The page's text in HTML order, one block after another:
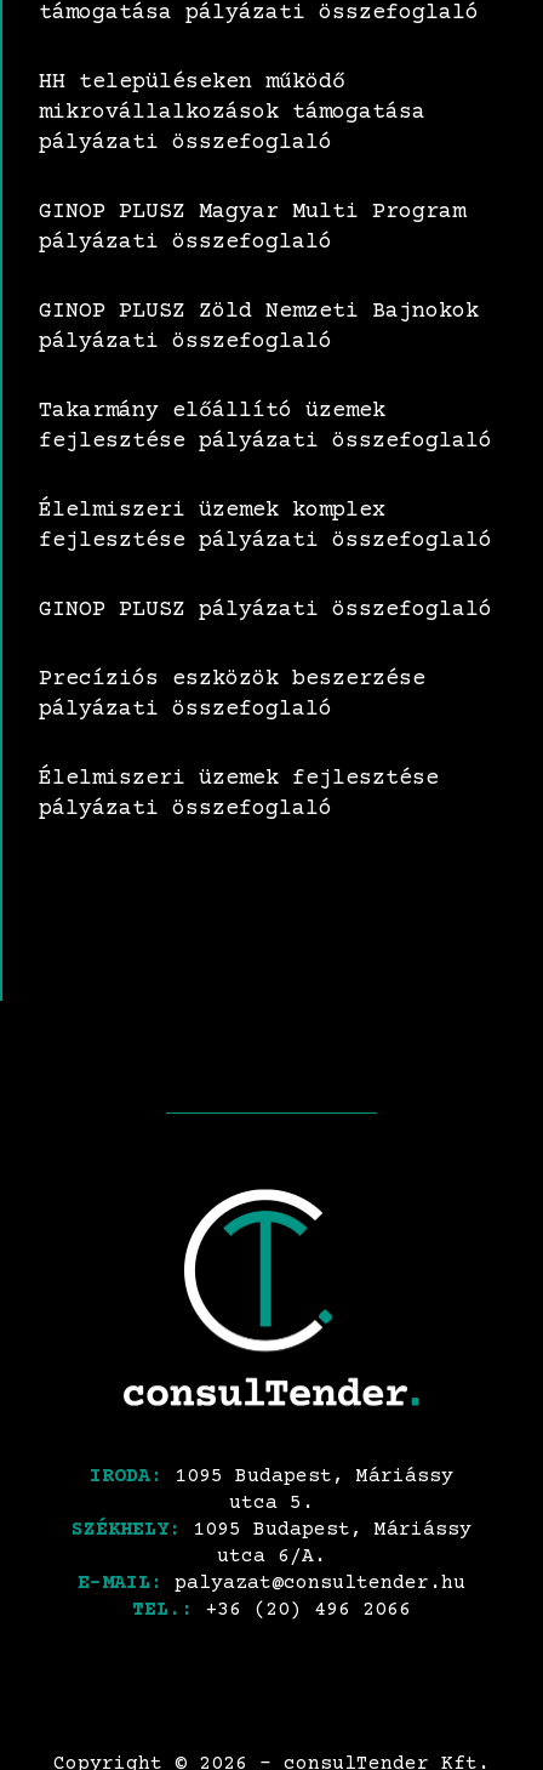
támogatása pályázati összefoglaló
HH településeken működő
mikrovállalkozások támogatása
pályázati összefoglaló
GINOP PLUSZ Magyar Multi Program
pályázati összefoglaló
GINOP PLUSZ Zöld Nemzeti Bajnokok
pályázati összefoglaló
Takarmány előállító üzemek
fejlesztése pályázati összefoglaló
Élelmiszeri üzemek komplex
fejlesztése pályázati összefoglaló
GINOP PLUSZ pályázati összefoglaló
Precíziós eszközök beszerzése
pályázati összefoglaló
Élelmiszeri üzemek fejlesztése
pályázati összefoglaló
IRODA:
1095 Budapest, Máriássy
utca 5.
SZÉKHELY:
1095 Budapest, Máriássy
utca 6/A.
E-MAIL:
palyazat@consultender.hu
TEL.: +36 (20) 496 2066
Copyright © 2026 - consulTender Kft.